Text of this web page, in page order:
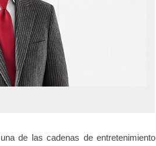
de las cadenas de entretenimiento